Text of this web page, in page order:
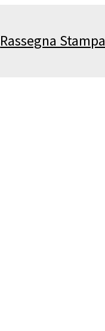
Rassegna Stampa